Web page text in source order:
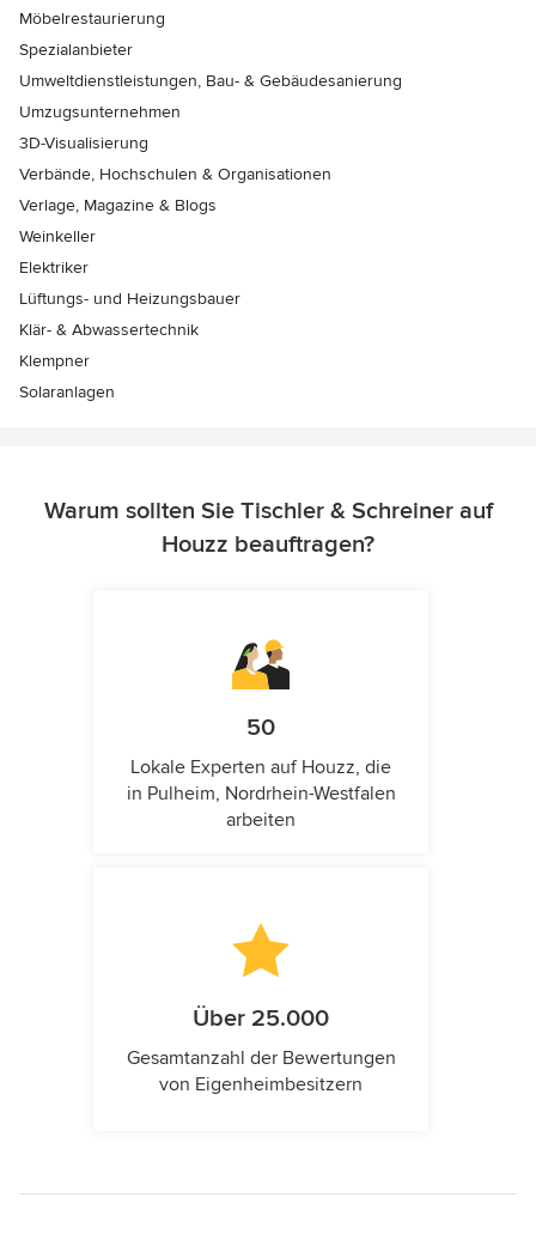
Möbelrestaurierung
Spezialanbieter
Umweltdienstleistungen, Bau- & Gebäudesanierung
Umzugsunternehmen
3D-Visualisierung
Verbände, Hochschulen & Organisationen
Verlage, Magazine & Blogs
Weinkeller
Elektriker
Lüftungs- und Heizungsbauer
Klär- & Abwassertechnik
Klempner
Solaranlagen
Warum sollten Sie Tischler & Schreiner auf
Houzz beauftragen?
50
Lokale Experten auf Houzz, die
in Pulheim, Nordrhein-Westfalen
arbeiten
Über 25.000
Gesamtanzahl der Bewertungen
von Eigenheimbesitzern